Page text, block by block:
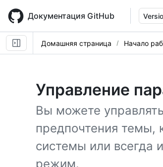
main
content
Документация GitHub
Домашняя страница Начало
Управление
Вы можете
предпочтения темы,
системы или всегда
режим.